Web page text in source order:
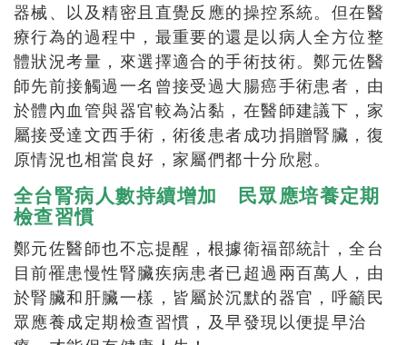
器械、以及精密且直覺反應的操控系統。但在醫
療行為的過程中，最重要的還是以病人全方位整
體狀況考量，來選擇適合的手術技術。鄭元佐醫
師先前接觸過一名曾接受過大腸癌手術患者，由
於體內血管與器官較為沾黏，在醫師建議下，家
屬接受達文西手術，術後患者成功捐贈腎臟，復
原情況也相當良好，家屬們都十分欣慰。
全台腎病人數持續增加 民眾應培養定期
檢查習慣
鄭元佐醫師也不忘提醒，根據衛福部統計，全台
目前罹患慢性腎臟疾病患者已超過兩百萬人，由
於腎臟和肝臟一樣，皆屬於沉默的器官，呼籲民
眾應養成定期檢查習慣，及早發現以便提早治